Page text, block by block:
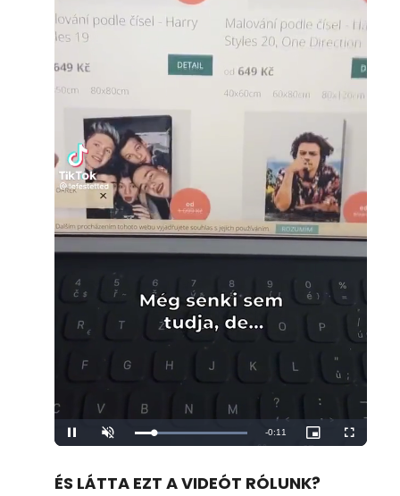
Pause Unmute Loaded:
100.00%
Remaining
-0:11
Picture-
in-
Fullscreen
ÉS LÁTTA EZT A VIDEÓT RÓLUNK?